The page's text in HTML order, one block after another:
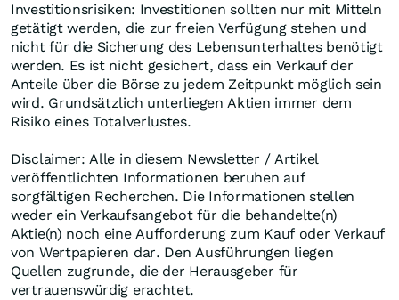
Investitionsrisiken: Investitionen sollten nur mit Mitteln
getätigt werden, die zur freien Verfügung stehen und
nicht für die Sicherung des Lebensunterhaltes benötigt
werden. Es ist nicht gesichert, dass ein Verkauf der
Anteile über die Börse zu jedem Zeitpunkt möglich sein
wird. Grundsätzlich unterliegen Aktien immer dem
Risiko eines Totalverlustes.
Disclaimer: Alle in diesem Newsletter / Artikel
veröffentlichten Informationen beruhen auf
sorgfältigen Recherchen. Die Informationen stellen
weder ein Verkaufsangebot für die behandelte(n)
Aktie(n) noch eine Aufforderung zum Kauf oder Verkauf
von Wertpapieren dar. Den Ausführungen liegen
Quellen zugrunde, die der Herausgeber für
vertrauenswürdig erachtet.